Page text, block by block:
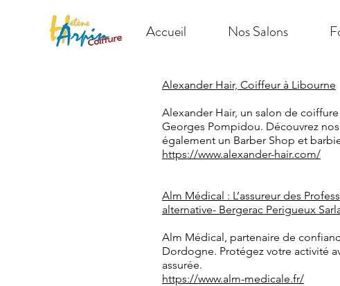
Accueil Nos Salons
Alexander Hair, Coiffeur à Libourne
Alexander Hair, un salon de
Georges Pompidou. Découvrez
également un Barber Shop et
https://www.alexander-hair.com/
Alm Médical : L’assureur des
alternative- Bergerac Perigueux
Alm Médical, partenaire de
Dordogne. Protégez votre activité
assurée.
https://www.alm-medicale.fr/